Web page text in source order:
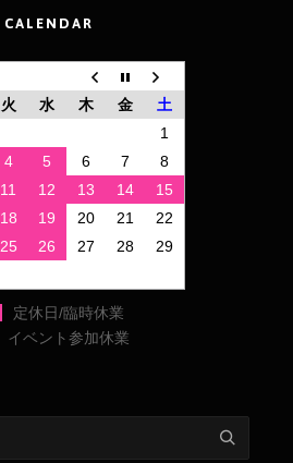
CALENDAR
火 水 木 金
土
1
4 5 6 7
8
11 12 13 14
15
18 19 20 21
22
25 26 27 28
29
定休日/臨時休業
イベント参加休業